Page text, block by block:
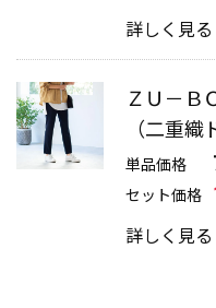
詳しく見る
ＺＵ－Ｂ
（二重織
単品価格
セット価格
詳しく見る